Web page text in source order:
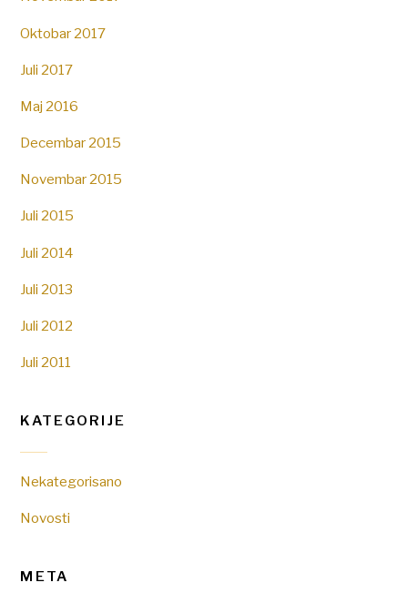
Oktobar 2017
Juli 2017
Maj 2016
Decembar 2015
Novembar 2015
Juli 2015
Juli 2014
Juli 2013
Juli 2012
Juli 2011
KATEGORIJE
Nekategorisano
Novosti
META